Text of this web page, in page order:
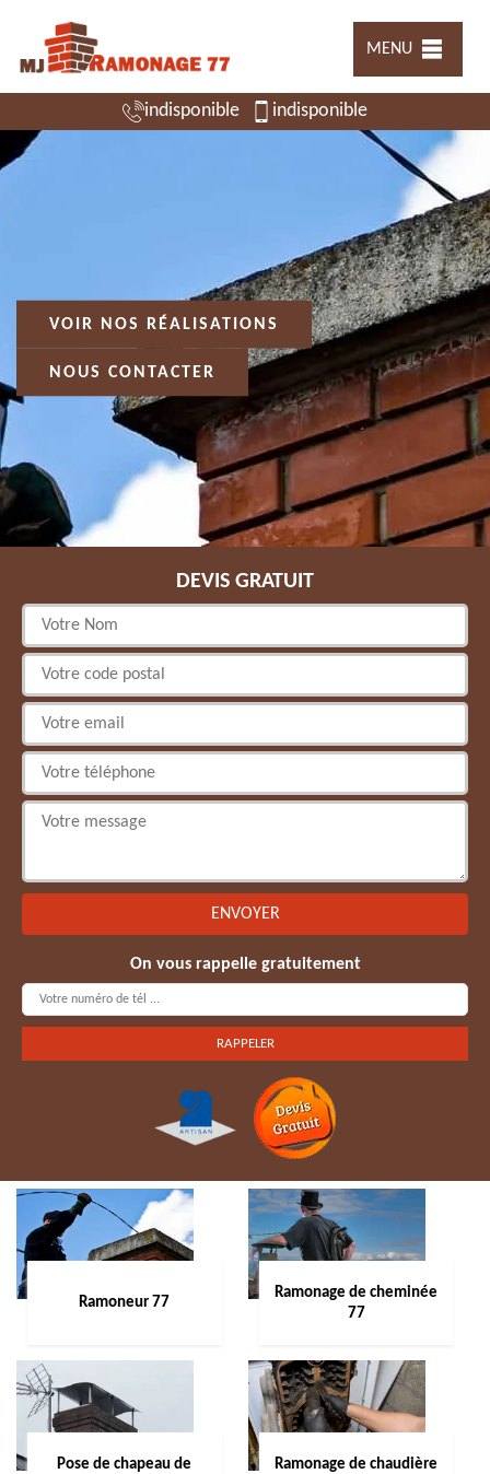
MENU
indisponible indisponible
VOIR NOS RÉALISATIONS
NOUS CONTACTER
DEVIS GRATUIT
On vous rappelle gratuitement
Ramoneur 77
Ramonage de cheminée
77
Pose de chapeau de
Ramonage de chaudière